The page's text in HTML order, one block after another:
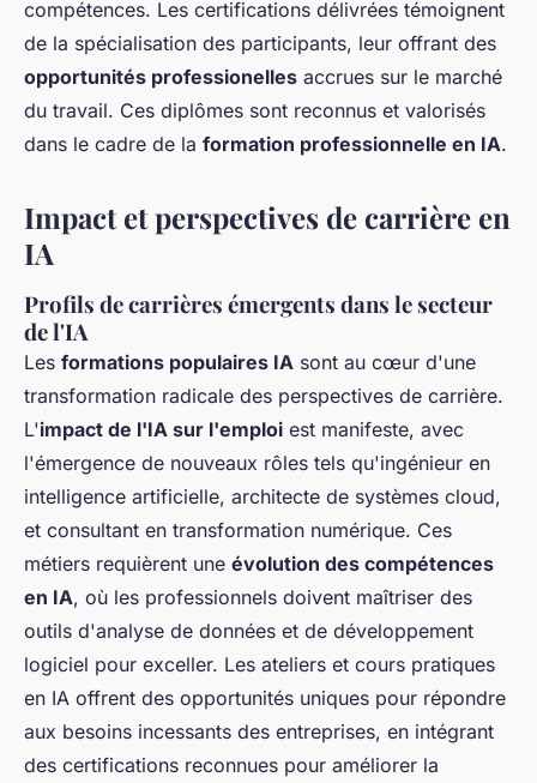
compétences. Les certifications délivrées témoignent
de la spécialisation des participants, leur offrant des
opportunités professionelles accrues sur le marché
du travail. Ces diplômes sont reconnus et valorisés
dans le cadre de la formation professionnelle en IA.
Impact et perspectives de carrière en
IA
Profils de carrières émergents dans le secteur
de l'IA
Les formations populaires IA sont au cœur d'une
transformation radicale des perspectives de carrière.
L'impact de l'IA sur l'emploi est manifeste, avec
l'émergence de nouveaux rôles tels qu'ingénieur en
intelligence artificielle, architecte de systèmes cloud,
et consultant en transformation numérique. Ces
métiers requièrent une évolution des compétences
en IA, où les professionnels doivent maîtriser des
outils d'analyse de données et de développement
logiciel pour exceller. Les ateliers et cours pratiques
en IA offrent des opportunités uniques pour répondre
aux besoins incessants des entreprises, en intégrant
des certifications reconnues pour améliorer la